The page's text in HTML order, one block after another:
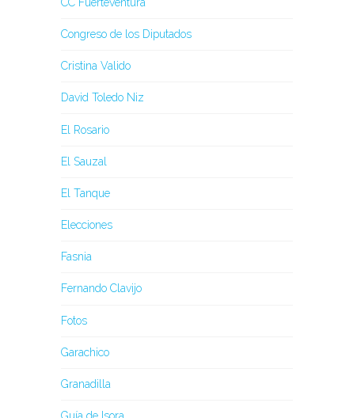
Congreso de los Diputados
Cristina Valido
David Toledo Niz
El Rosario
El Sauzal
El Tanque
Elecciones
Fasnia
Fernando Clavijo
Fotos
Garachico
Granadilla